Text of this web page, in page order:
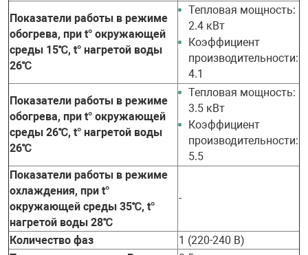
Показатели работы в режиме
обогрева, при t° окружающей
среды 15℃, t° нагретой воды
26℃
Тепловая мощность:
2.4 кВт
Коэффициент
производительности:
4.1
Показатели работы в режиме
обогрева, при t° окружающей
среды 26℃, t° нагретой воды
26℃
Тепловая мощность:
3.5 кВт
Коэффициент
производительности:
5.5
Показатели работы в режиме
охлаждения, при t°
окружающей среды 35℃, t°
нагретой воды 28℃
-
Количество фаз
1 (220-240 В)